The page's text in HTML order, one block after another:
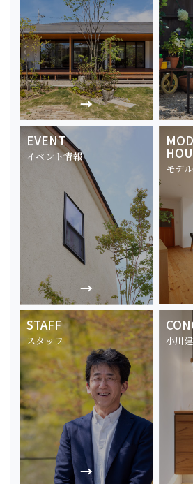
EVENT
イベント情報
モデ
STAFF
スタッフ 小川